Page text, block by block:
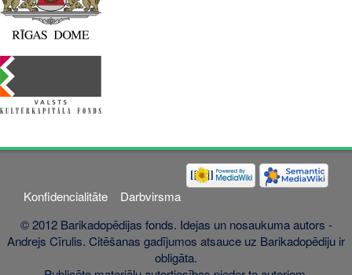
Konfidencialitāte
Darbvirsma
© 2012 Barikadopēdijas fonds. Idejas un nosaukuma autors -
Andrejs Cīrulis. Citēšanas gadījumos atsauce uz Barikadopēdiju ir
obligāta.